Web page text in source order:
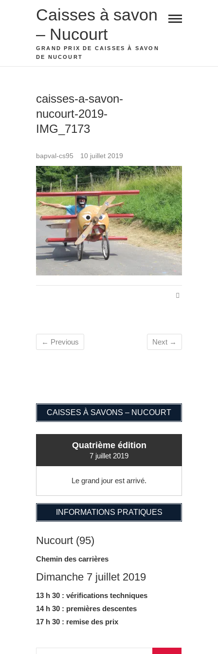
Caisses à savon
– Nucourt
GRAND PRIX DE CAISSES À SAVON
DE NUCOURT
caisses-a-savon-
nucourt-2019-
IMG_7173
bapval-cs95 10 juillet 2019
← Previous Next →
CAISSES À SAVONS – NUCOURT
Quatrième édition
7 juillet 2019
Le grand jour est arrivé.
INFORMATIONS PRATIQUES
Nucourt (95)
Chemin des carrières
Dimanche 7 juillet 2019
13 h 30 : vérifications techniques
14 h 30 : premières descentes
17 h 30 : remise des prix